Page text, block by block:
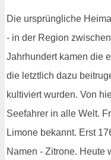
Die ursprüngliche
- in der Region
Jahrhundert kamen die
die letztlich dazu
kultiviert wurden. Von
Seefahrer in alle Welt.
Limone bekannt. Erst
Namen - Zitrone. Heute